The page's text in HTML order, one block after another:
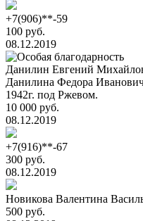
+7(906)**-59
100 руб.
08.12.2019
Данилин Евгений
Данилина Федора
1942г. под Ржевом.
10 000 руб.
08.12.2019
+7(916)**-67
300 руб.
08.12.2019
Новикова Валентина
500 руб.